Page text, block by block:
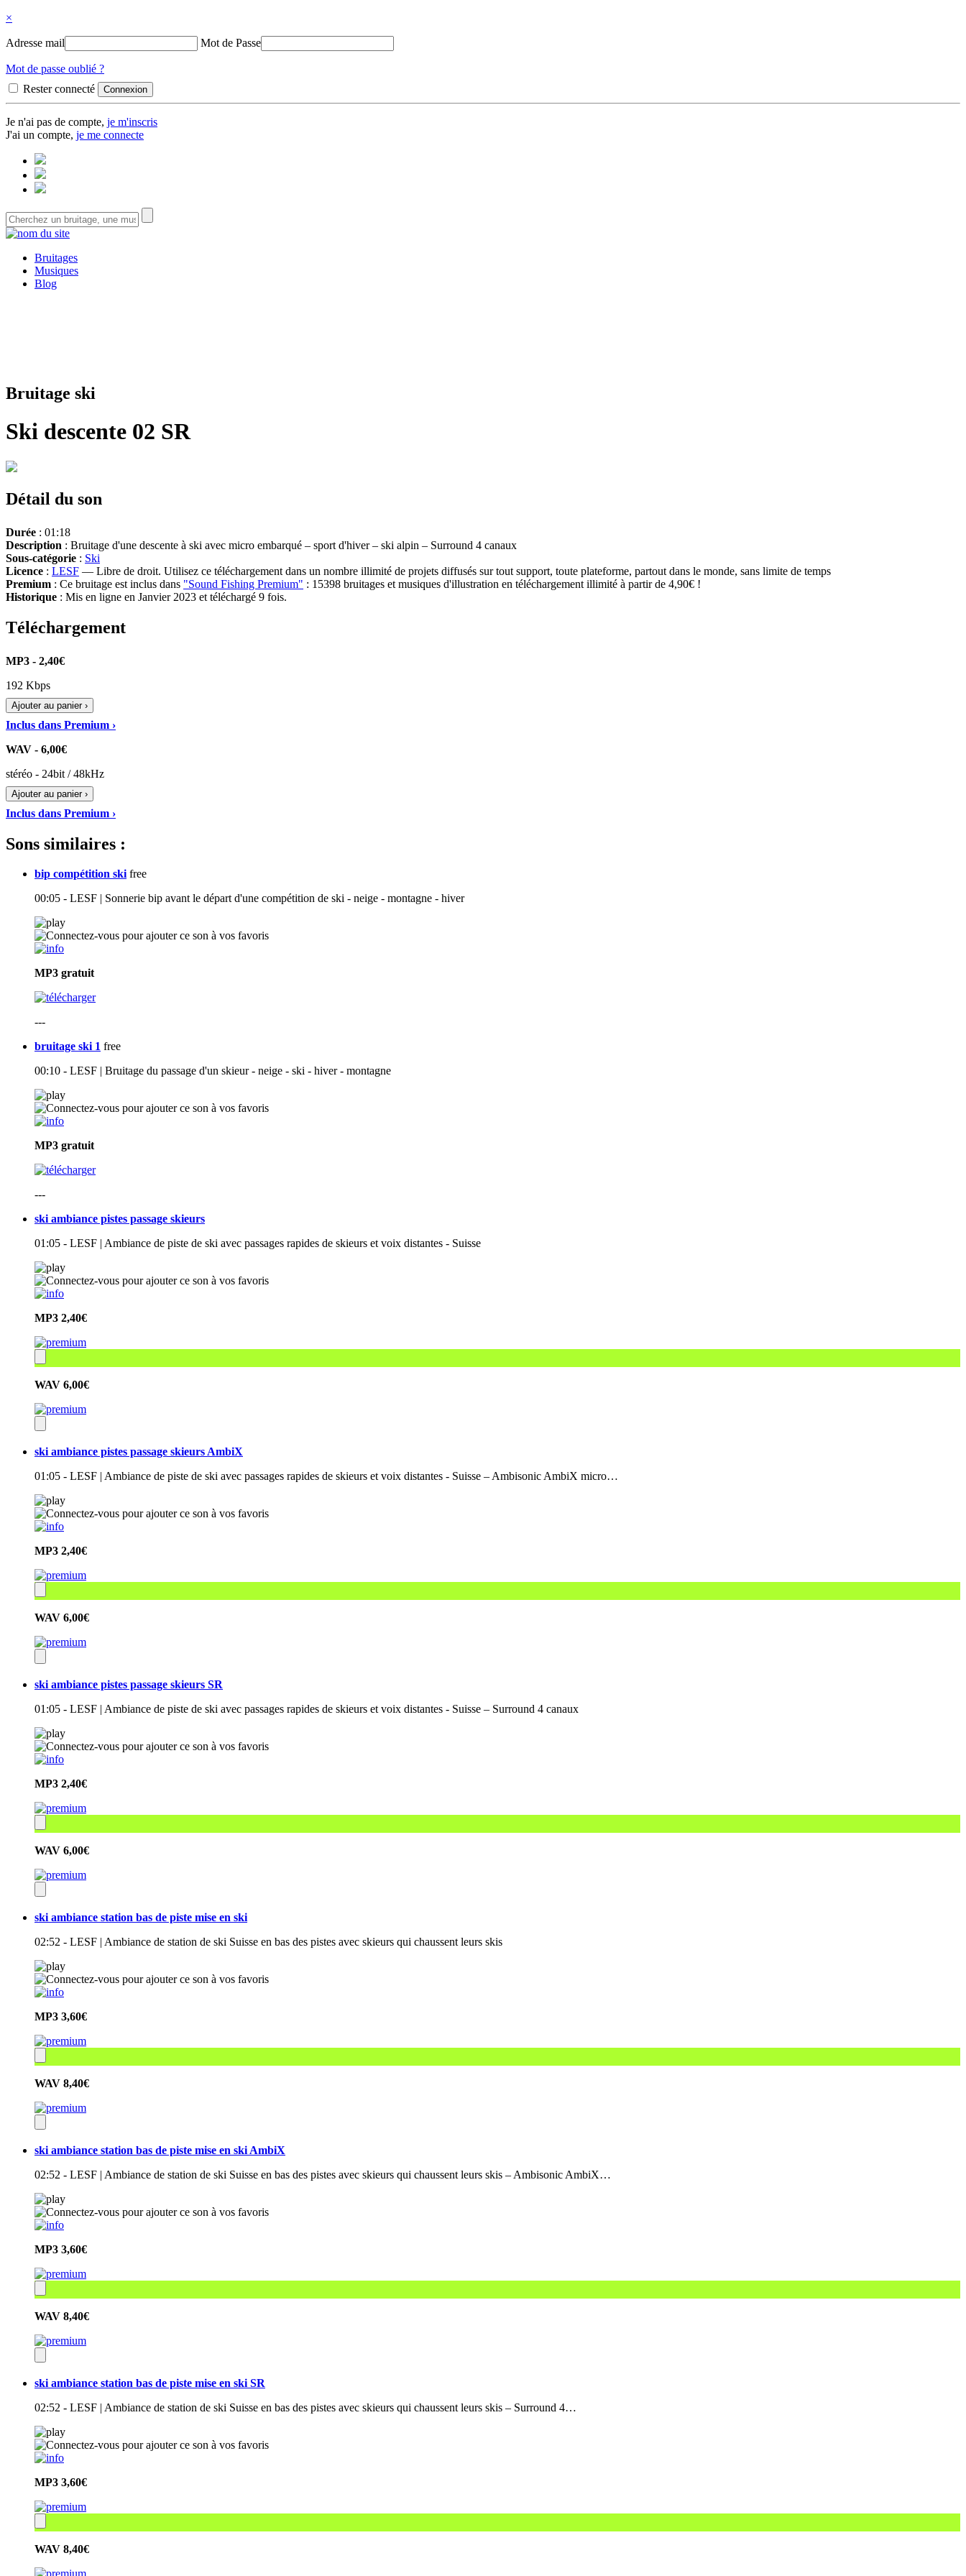
×
Adresse mail Mot de Passe
Mot de passe oublié ?
Rester connecté
Je n'ai pas de compte, je m'inscris
J'ai un compte, je me connecte
Bruitages
Musiques
Blog
Bruitage ski
Ski descente 02 SR
Détail du son
Durée : 01:18
Description : Bruitage d'une descente à ski avec micro embarqué – sport d'hiver – ski alpin – Surround 4 canaux
Sous-catégorie : Ski
Licence : LESF — Libre de droit. Utilisez ce téléchargement dans un nombre illimité de projets diffusés sur tout support, toute plateforme, partout dans le monde, sans limite de temps
Premium : Ce bruitage est inclus dans "Sound Fishing Premium" : 15398 bruitages et musiques d'illustration en téléchargement illimité à partir de 4,90€ !
Historique : Mis en ligne en Janvier 2023 et téléchargé 9 fois.
Téléchargement
MP3 - 2,40€
192 Kbps
Ajouter au panier ›
Inclus dans Premium ›
WAV - 6,00€
stéréo - 24bit / 48kHz
Ajouter au panier ›
Inclus dans Premium ›
Sons similaires :
bip compétition ski free
00:05 - LESF | Sonnerie bip avant le départ d'une compétition de ski - neige - montagne - hiver
MP3 gratuit
---
bruitage ski 1 free
00:10 - LESF | Bruitage du passage d'un skieur - neige - ski - hiver - montagne
MP3 gratuit
---
ski ambiance pistes passage skieurs
01:05 - LESF | Ambiance de piste de ski avec passages rapides de skieurs et voix distantes - Suisse
MP3 2,40€
WAV 6,00€
ski ambiance pistes passage skieurs AmbiX
01:05 - LESF | Ambiance de piste de ski avec passages rapides de skieurs et voix distantes - Suisse – Ambisonic AmbiX micro…
MP3 2,40€
WAV 6,00€
ski ambiance pistes passage skieurs SR
01:05 - LESF | Ambiance de piste de ski avec passages rapides de skieurs et voix distantes - Suisse – Surround 4 canaux
MP3 2,40€
WAV 6,00€
ski ambiance station bas de piste mise en ski
02:52 - LESF | Ambiance de station de ski Suisse en bas des pistes avec skieurs qui chaussent leurs skis
MP3 3,60€
WAV 8,40€
ski ambiance station bas de piste mise en ski AmbiX
02:52 - LESF | Ambiance de station de ski Suisse en bas des pistes avec skieurs qui chaussent leurs skis – Ambisonic AmbiX…
MP3 3,60€
WAV 8,40€
ski ambiance station bas de piste mise en ski SR
02:52 - LESF | Ambiance de station de ski Suisse en bas des pistes avec skieurs qui chaussent leurs skis – Surround 4…
MP3 3,60€
WAV 8,40€